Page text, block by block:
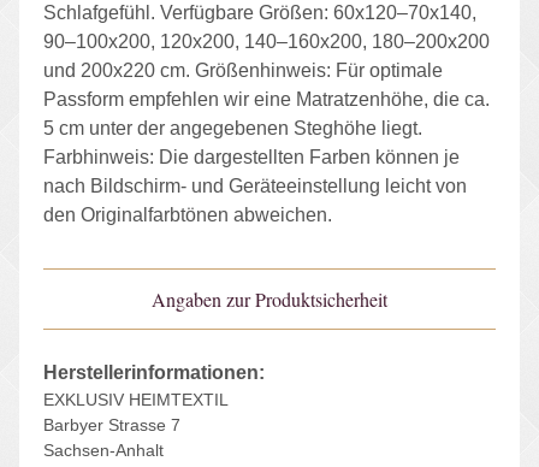
Schlafgefühl. Verfügbare Größen: 60x120–70x140,
90–100x200, 120x200, 140–160x200, 180–200x200
und 200x220 cm. Größenhinweis: Für optimale
Passform empfehlen wir eine Matratzenhöhe, die ca.
5 cm unter der angegebenen Steghöhe liegt.
Farbhinweis: Die dargestellten Farben können je
nach Bildschirm- und Geräteeinstellung leicht von
den Originalfarbtönen abweichen.
Angaben zur Produktsicherheit
Herstellerinformationen:
EXKLUSIV HEIMTEXTIL
Barbyer Strasse 7
Sachsen-Anhalt